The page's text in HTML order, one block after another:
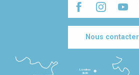
Nous contacter
Londres
3h30